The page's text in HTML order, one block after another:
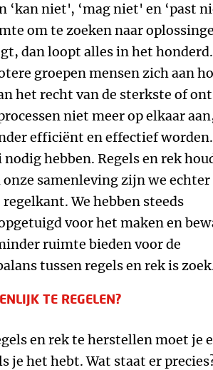
‘kan niet', ‘mag niet' en ‘past
om te zoeken naar
dan loopt alles in het honderd.
groepen mensen zich aan
het recht van de sterkste of
niet meer op elkaar
efficiënt en effectief worden.
hebben. Regels en rek
samenleving zijn we echter
We hebben steeds
voor het maken en
ruimte bieden voor de
tussen regels en rek is
TE REGELEN?
en rek te herstellen moet je
je het hebt. Wat staat er